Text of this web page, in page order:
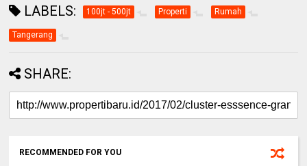
LABELS: 100jt - 500jt Properti Rumah
Tangerang
SHARE:
RECOMMENDED FOR YOU